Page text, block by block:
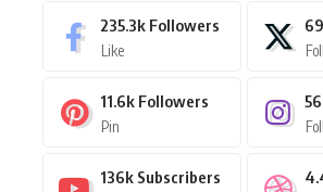
235.3k Followers
Like
11.6k Followers
Pin
136k Subscribers